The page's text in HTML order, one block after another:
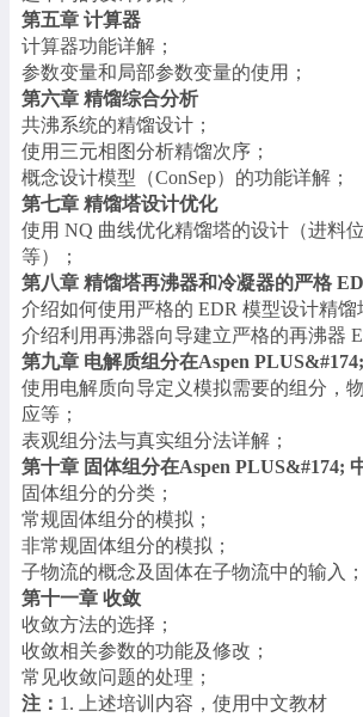
第五章 计算器
计算器功能详解；
参数变量和局部参数变量的使用；
第六章 精馏综合分析
共沸系统的精馏设计；
使用三元相图分析精馏次序；
概念设计模型（ConSep）的功能详解；
第七章 精馏塔设计优化
使用 NQ 曲线优化精馏塔的设计（进料
等）；
第八章 精馏塔再沸器和冷凝器的严格
介绍如何使用严格的 EDR 模型设计精馏
介绍利用再沸器向导建立严格的再沸器
第九章 电解质组分在Aspen
使用电解质向导定义模拟需要的组分，
应等；
表观组分法与真实组分法详解；
第十章 固体组分在Aspen PLUS&#174;
固体组分的分类；
常规固体组分的模拟；
非常规固体组分的模拟；
子物流的概念及固体在子物流中的输入；
第十一章 收敛
收敛方法的选择；
收敛相关参数的功能及修改；
常见收敛问题的处理；
注： 1. 上述培训内容，使用中文教材